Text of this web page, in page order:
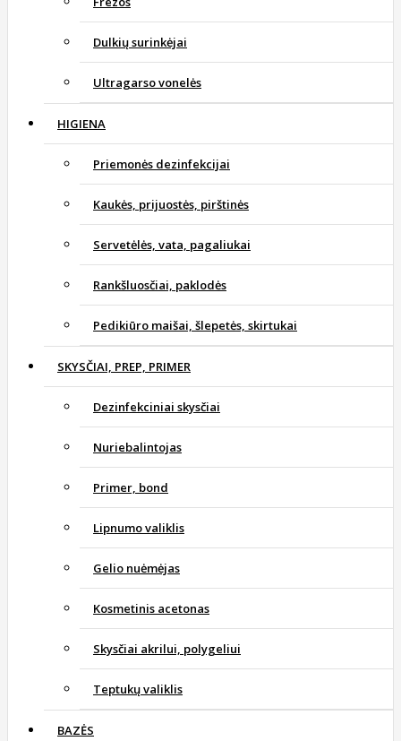
Dulkių surinkėjai
Ultragarso vonelės
HIGIENA
Priemonės dezinfekcijai
Kaukės, prijuostės, pirštinės
Servetėlės, vata, pagaliukai
Rankšluosčiai, paklodės
Pedikiūro maišai, šlepetės, skirtukai
SKYSČIAI, PREP, PRIMER
Dezinfekciniai skysčiai
Nuriebalintojas
Primer, bond
Lipnumo valiklis
Gelio nuėmėjas
Kosmetinis acetonas
Skysčiai akrilui, polygeliui
Teptukų valiklis
BAZĖS